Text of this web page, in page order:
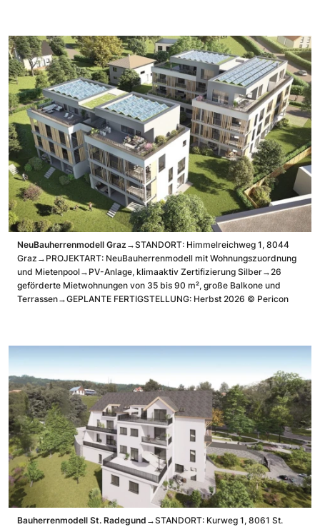
NeuBauherrenmodell Graz →STANDORT: Himmelreichweg 1, 8044
Graz →PROJEKTART: NeuBauherrenmodell mit Wohnungszuordnung
und Mietenpool→PV-Anlage, klimaaktiv Zertifizierung Silber→26
geförderte Mietwohnungen von 35 bis 90 m², große Balkone und
Terrassen→GEPLANTE FERTIGSTELLUNG: Herbst 2026 © Pericon
Bauherrenmodell St. Radegund →STANDORT: Kurweg 1, 8061 St.